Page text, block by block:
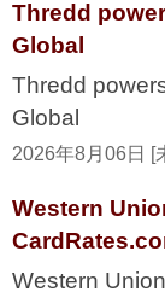
Thredd
Global
Thredd
Global
2026年8月06日 [
Western
Western